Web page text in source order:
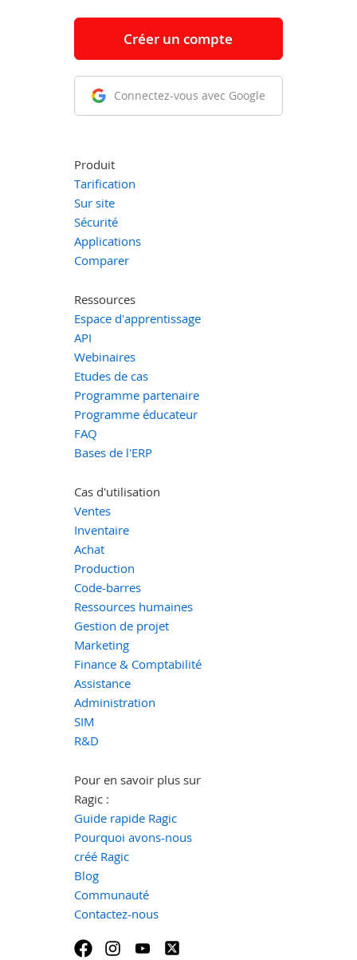
Créer un compte
Connectez-vous avec Google
Produit
Tarification
Sur site
Sécurité
Applications
Comparer
Ressources
Espace d'apprentissage
API
Webinaires
Etudes de cas
Programme partenaire
Programme éducateur
FAQ
Bases de l'ERP
Cas d'utilisation
Ventes
Inventaire
Achat
Production
Code-barres
Ressources humaines
Gestion de projet
Marketing
Finance & Comptabilité
Assistance
Administration
SIM
R&D
Pour en savoir plus sur
Ragic :
Guide rapide Ragic
Pourquoi avons-nous
créé Ragic
Blog
Communauté
Contactez-nous